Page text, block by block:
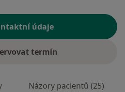
údaje
termín
Názory pacientů (25)